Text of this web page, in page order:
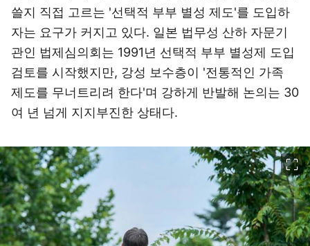
쓸지 직접 고르는 '선택적 부부 별성 제도'를 도입하
자는 요구가 커지고 있다. 일본 법무성 산하 자문기
관인 법제심의회는 1991년 선택적 부부 별성제 도입
검토를 시작했지만, 강성 보수층이 '전통적인 가족
제도를 무너트리려 한다'며 강하게 반발해 논의는 30
여 년 넘게 지지부진한 상태다.